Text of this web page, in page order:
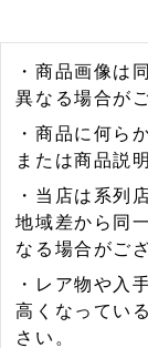
・商品画像は
異なる場合が
・商品に何ら
または商品説
・当店は系列
地域差から同
なる場合がご
・レア物や入
高くなってい
さい。